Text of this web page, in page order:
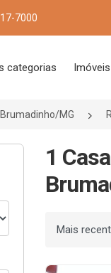
7000
categorias
Brumadinho/MG
1
Ordenar por